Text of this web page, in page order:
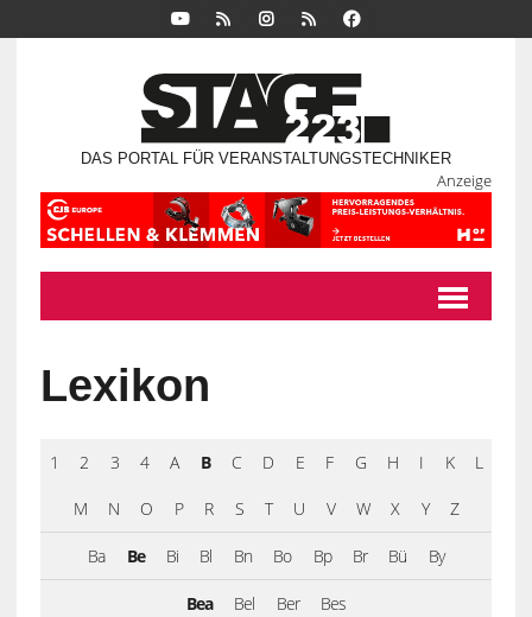
DAS PORTAL FÜR VERANSTALTUNGSTECHNIKER
Anzeige
Lexikon
1 2 3 4 A B C D E F G H I K L
M N O P R S T U V W X Y Z
Ba Be Bi Bl Bn Bo Bp Br Bü By
Bea Bel Ber Bes